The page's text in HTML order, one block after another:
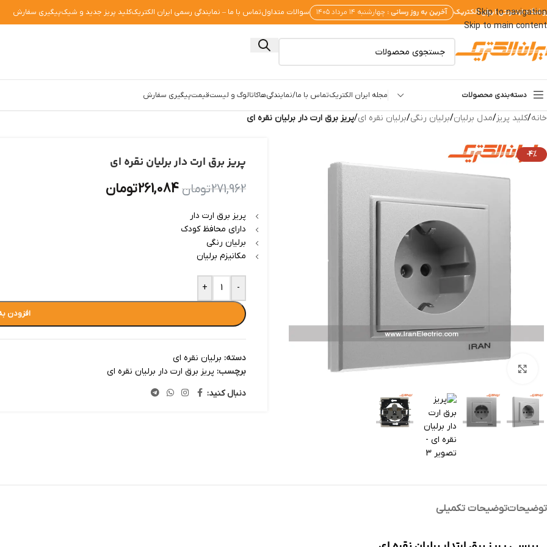
Skip to navigation
Skip to main content
اینترنتی ایران الکتریک آخرین به روز رسانی : چهارشنبه ۱۴ مرداد ۱۴۰۵ سوالات متداولتماس با ما – نمایندگی رسمی ایران الکتریککلید پریز جدید و شیکپیگیری سفارش
دسته‌بندی محصولات مجله ایران الکتریکتماس با ما/نمایندگی‌هاکاتالوگ و لیست‌قیمتپیگیری سفارش
خانه/کلید پریز/مدل برلیان/برلیان رنگی/برلیان نقره ای/پریز برق ارت دار برلیان نقره ای
-4% پریز برق ارت دار برلیان نقره ای
271,962تومان261,084تومان
پریز برق ارت دار
دارای محافظ کودک
برلیان رنگی
مکانیزم برلیان
-
+
افزودن
دسته: برلیان نقره ای
برچسب: پریز برق ارت دار برلیان نقره ای
دنبال کنید:
توضیحاتتوضیحات تکمیلی